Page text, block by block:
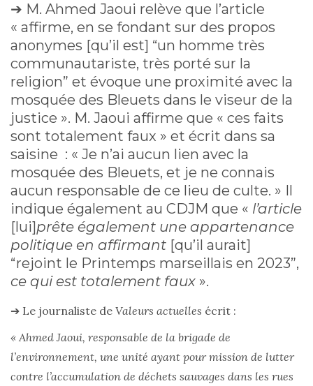
➔ M. Ahmed Jaoui relève que l’article
« affirme, en se fondant sur des propos
anonymes [qu’il est] “un homme très
communautariste, très porté sur la
religion” et évoque une proximité avec la
mosquée des Bleuets dans le viseur de la
justice ». M. Jaoui affirme que « ces faits
sont totalement faux » et écrit dans sa
saisine : « Je n’ai aucun lien avec la
mosquée des Bleuets, et je ne connais
aucun responsable de ce lieu de culte. » Il
indique également au CDJM que « l’article
[lui]prête également une appartenance
politique en affirmant [qu’il aurait]
“rejoint le Printemps marseillais en 2023”,
ce qui est totalement faux ».
➔ Le journaliste de Valeurs actuelles écrit :
« Ahmed Jaoui, responsable de la brigade de
l’environnement, une unité ayant pour mission de lutter
contre l’accumulation de déchets sauvages dans les rues